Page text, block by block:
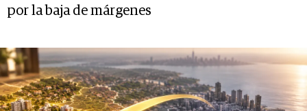
por la baja de márgenes